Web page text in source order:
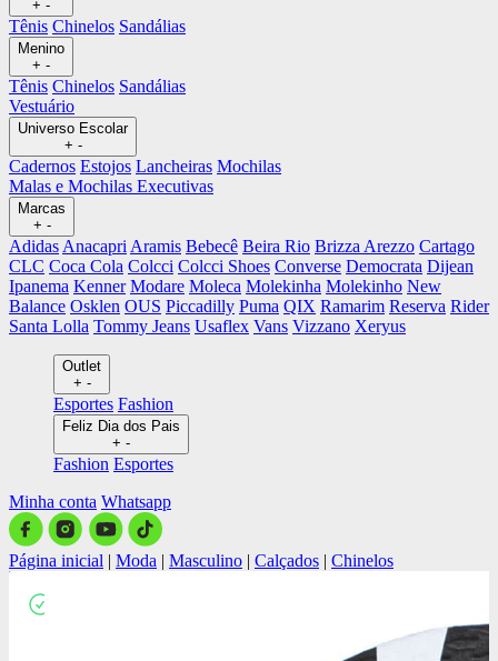
+ -
Tênis Chinelos Sandálias
Menino
+ -
Tênis Chinelos Sandálias
Vestuário
Universo Escolar
+ -
Cadernos Estojos Lancheiras Mochilas
Malas e Mochilas Executivas
Marcas
+ -
Adidas Anacapri Aramis Bebecê Beira Rio Brizza Arezzo Cartago
CLC Coca Cola Colcci Colcci Shoes Converse Democrata Dijean
Ipanema Kenner Modare Moleca Molekinha Molekinho New
Balance Osklen OUS Piccadilly Puma QIX Ramarim Reserva Rider
Santa Lolla Tommy Jeans Usaflex Vans Vizzano Xeryus
Outlet
+ -
Esportes Fashion
Feliz Dia dos Pais
+ -
Fashion Esportes
Minha conta Whatsapp
Página inicial | Moda | Masculino | Calçados | Chinelos